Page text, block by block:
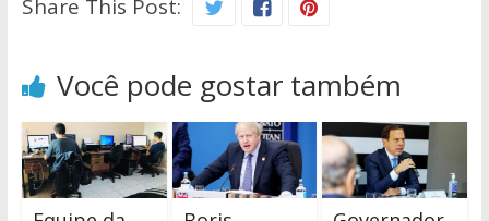
Share This Post:
Você pode gostar também